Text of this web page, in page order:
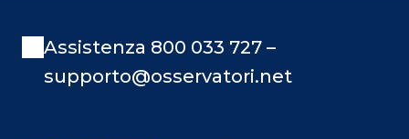
Assistenza 800 033 727 –
supporto@osservatori.net